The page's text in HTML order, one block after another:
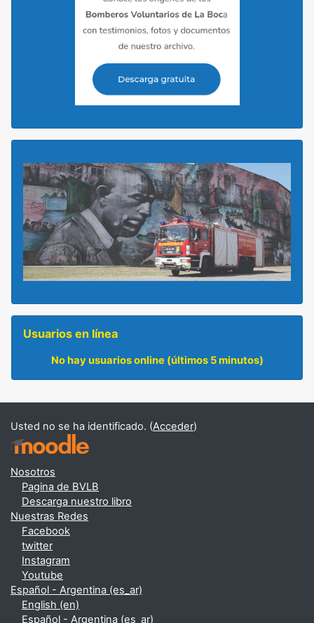
Salta Usuarios en línea
Usuarios en línea
No hay usuarios online (últimos 5 minutos)
Usted no se ha identificado. (Acceder)
Nosotros
Pagina de BVLB
Descarga nuestro libro
Nuestras Redes
Facebook
twitter
Instagram
Youtube
Español - Argentina ‎(es_ar)‎
English ‎(en)‎
Español - Argentina ‎(es_ar)‎